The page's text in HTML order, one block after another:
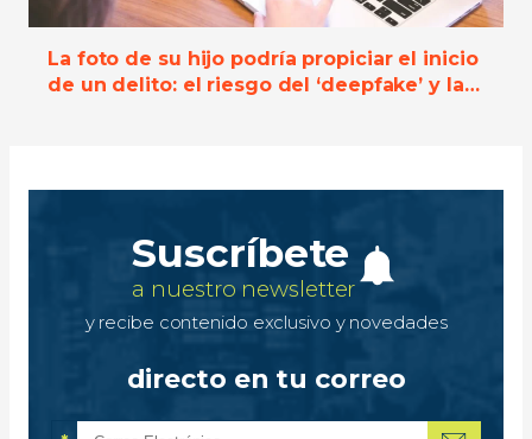
La foto de su hijo podría propiciar el inicio
de un delito: el riesgo del ‘deepfake’ y las
Suscríbete
a nuestro newsletter
y recibe contenido exclusivo y novedades
directo en tu correo